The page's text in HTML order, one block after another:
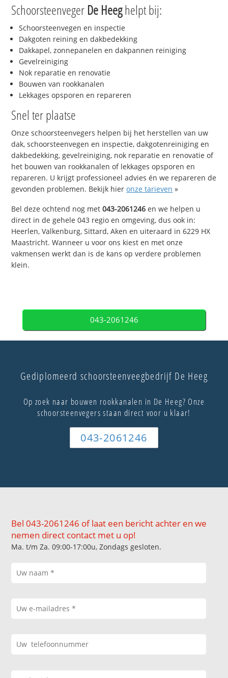
Schoorsteenveger De Heeghelpt bij:
Schoorsteenvegen en inspectie
Dakgoten reining en dakbedekking
Dakkapel, zonnepanelen en dakpannen reiniging
Gevelreiniging
Nok reparatie en renovatie
Bouwen van rookkanalen
Lekkages opsporen en repareren
Snel ter plaatse
Onze schoorsteenvegers helpen bij het herstellen van uw
dak, schoorsteenvegen en inspectie, dakgotenreiniging en
dakbedekking, gevelreiniging, nok reparatie en renovatie of
het bouwen van rookkanalen of lekkages opsporen en
repareren. U krijgt professioneel advies én we repareren de
gevonden problemen. Bekijk hieronze tarieven »
Bel deze ochtend nog met043-2061246 en we helpen u
direct in de gehele 043 regio en omgeving, dus ook in:
Heerlen, Valkenburg, Sittard, Aken en uiteraard in 6229 HX
Maastricht. Wanneer u voor ons kiest en met onze
vakmensen werkt dan is de kans op verdere problemen
klein.
043-2061246
Gediplomeerd schoorsteenveegbedrijf De Heeg
Op zoek naar bouwen rookkanalen in De Heeg? Onze
schoorsteenvegers staan direct voor u klaar!
043-2061246
Bel 043-2061246 of laat een bericht achter en we
nemen direct contact met u op!
Ma. t/m Za. 09:00-17:00u, Zondags gesloten.